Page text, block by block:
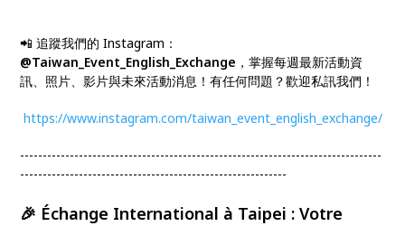
📲 追蹤我們的 Instagram：
@Taiwan_Event_English_Exchange ，掌握每週最新活動資
訊、照片、影片與未來活動消息！有任何問題？歡迎私訊我們！
https://www.instagram.com/taiwan_event_english_exchange/
--------------------------------------------------------------------------------
-----------------------------------------------------------
🎉 Échange International à Taipei : Votre